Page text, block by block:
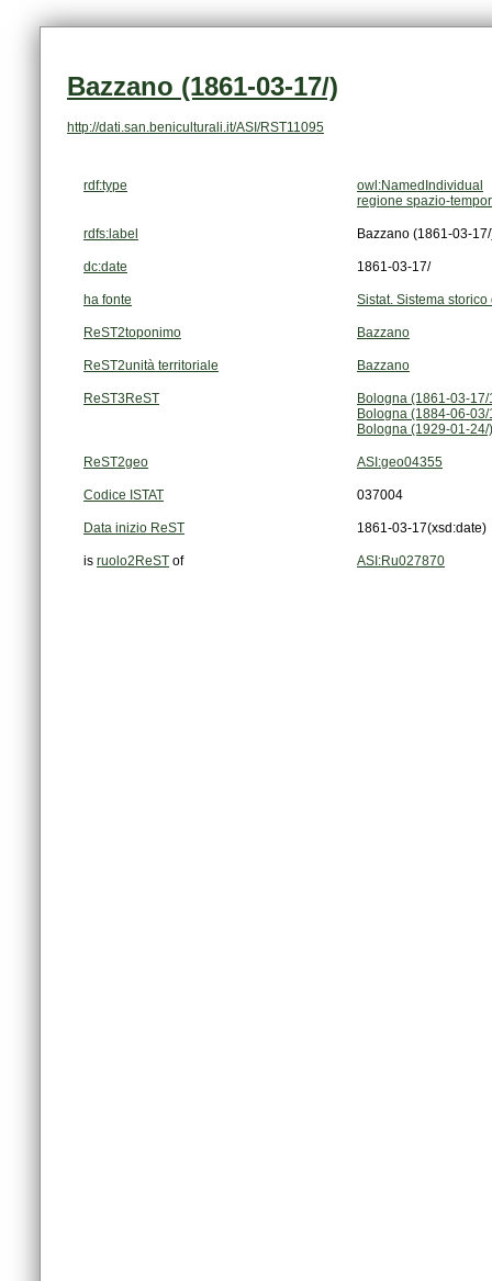
Bazzano (1861-03-17/)
http://dati.san.beniculturali.it/ASI/RST11095
rdf:type
owl:NamedIndividual
regione spazio-
rdfs:label Bazzano (1861-03-
dc:date 1861-03-17/
ha fonte Sistat. Sistema
ReST2toponimo Bazzano
ReST2unità territoriale Bazzano
ReST3ReST
Bologna (1861-03-
Bologna (1884-06-
Bologna (1929-01-24/)
ReST2geo ASI:geo04355
Codice ISTAT 037004
Data inizio ReST 1861-03-17(xsd:date)
is ruolo2ReST of ASI:Ru027870